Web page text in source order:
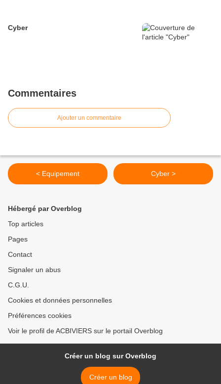
Cyber
Commentaires
Ajouter un commentaire
< Equipement Cyber >
Hébergé par Overblog
Top articles
Pages
Contact
Signaler un abus
C.G.U.
Cookies et données personnelles
Préférences cookies
Voir le profil de ACBIVIERS sur le portail Overblog
Créer un blog sur Overblog
Créer un blog